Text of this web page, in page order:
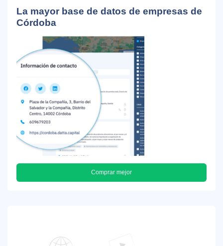
La mayor base de datos de empresas de
Córdoba
Comprar mejor